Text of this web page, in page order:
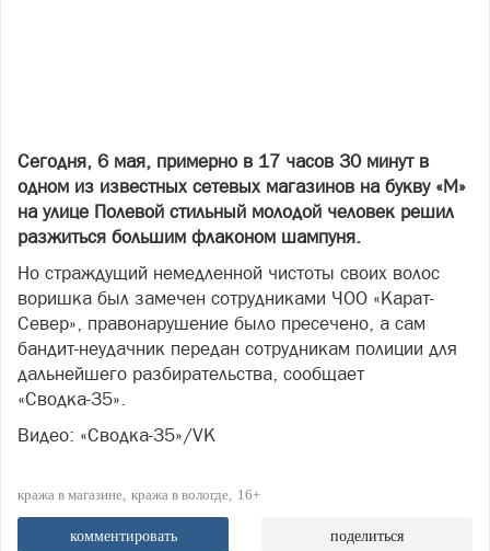
Сегодня, 6 мая, примерно в 17 часов 30 минут в
одном из известных сетевых магазинов на букву «М»
на улице Полевой стильный молодой человек решил
разжиться большим флаконом шампуня.
Но страждущий немедленной чистоты своих волос
воришка был замечен сотрудниками ЧОО «Карат-
Север», правонарушение было пресечено, а сам
бандит-неудачник передан сотрудникам полиции для
дальнейшего разбирательства, сообщает
«Сводка-35».
Видео: «Сводка-35»/VK
кража в магазине кража в вологде 16+
комментировать поделиться